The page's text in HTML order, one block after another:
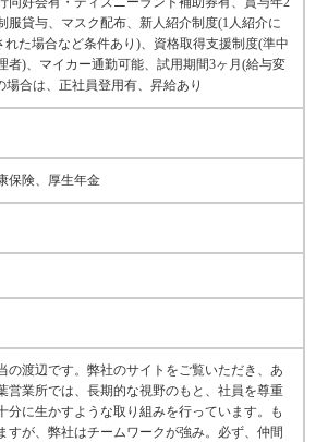
服貸与、マスク配布、新人紹介制度(1人紹介に
た場合など条件あり)、資格取得支援制度(準中
者)、マイカー通勤可能、試用期間3ヶ月(給与変
合は、正社員登用有、昇給あり
保険、厚生年金
の渡辺です。弊社のサイトをご覧いただき、あ
営業所では、長期的な視野のもと、社員を尊重
分に生かすような取り組みを行っています。も
すが、弊社はチームワークが強み。必ず、仲間